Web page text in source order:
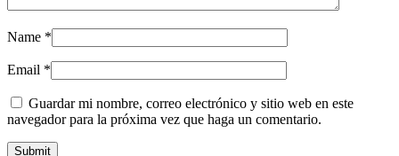
Name *
Email *
Guardar mi nombre, correo electrónico y sitio web en este
navegador para la próxima vez que haga un comentario.